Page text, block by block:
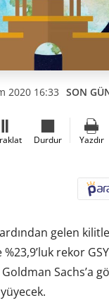
2020 16:33 SON
Durdur Yazdır
ardından gelen
rekor
Goldman Sachs’a